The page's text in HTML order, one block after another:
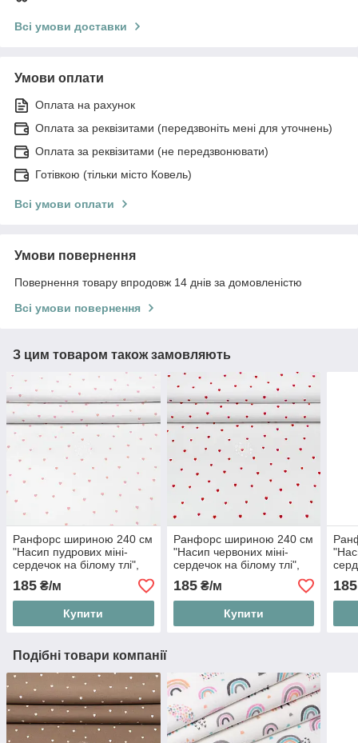
Всі умови доставки
Умови оплати
Оплата на рахунок
Оплата за реквізитами (передзвоніть мені для уточнень)
Оплата за реквізитами (не передзвонювати)
Готівкою (тільки місто Ковель)
Всі умови оплати
Умови повернення
Повернення товару впродовж 14 днів за домовленістю
Всі умови повернення
З цим товаром також замовляють
Ранфорс шириною 240 см
"Насип пудрових міні-
сердечок на білому тлі",
№5992
185 ₴/м
Купити
Ранфорс шириною 240 см
"Насип червоних міні-
сердечок на білому тлі",
№5998
185₴/м
Купити
185
Подібні товари компанії